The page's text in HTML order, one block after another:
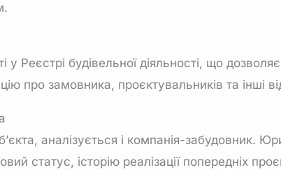
Реєстрі будівельної діяльності, що
про замовника, проєктувальників та інші
аналізується і компанія-забудовник.
статус, історію реалізації попередніх